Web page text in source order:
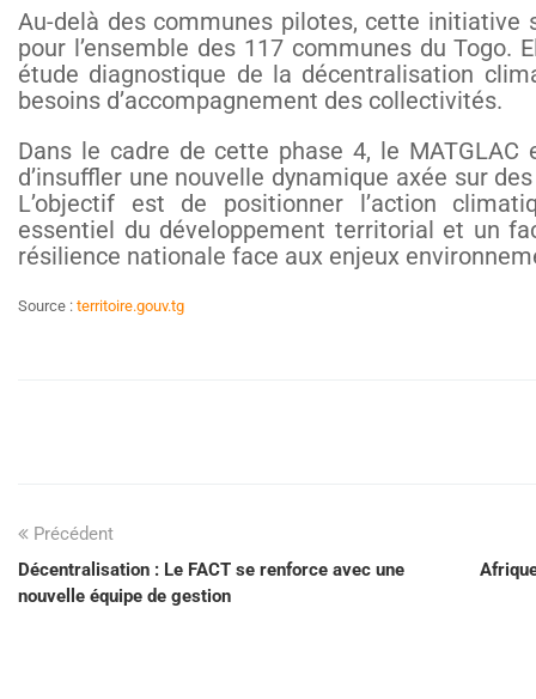
Au-delà des communes pilotes, cette initiative
pour l’ensemble des 117 communes du Togo.
étude diagnostique de la décentralisation
besoins d’accompagnement des collectivités.
Dans le cadre de cette phase 4, le
d’insuffler une nouvelle dynamique axée sur
L’objectif est de positionner l’action
essentiel du développement territorial et un
résilience nationale face aux enjeux
Source : territoire.gouv.tg
Précédent
Décentralisation : Le FACT se renforce avec une
nouvelle équipe de gestion